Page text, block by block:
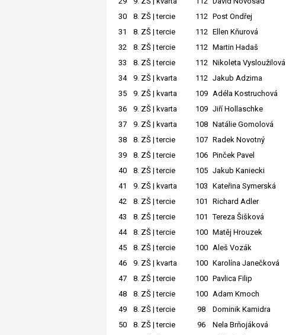
30
8. ZŠ | tercie 112 Post Ondřej
31
8. ZŠ | tercie 112 Ellen Kňurová
32
8. ZŠ | tercie 112 Martin Hadaš
33
8. ZŠ | tercie 112 Nikoleta Vysloužilová
34
9. ZŠ | kvarta 112 Jakub Adzima
35
9. ZŠ | kvarta 109 Adéla Kostruchová
36
9. ZŠ | kvarta 109 Jiří Hollaschke
37
9. ZŠ | kvarta 108 Natálie Gomolová
38
8. ZŠ | tercie 107 Radek Novotný
39
8. ZŠ | tercie 106 Pinček Pavel
40
8. ZŠ | tercie 105 Jakub Kaniecki
41
9. ZŠ | kvarta 103 Kateřina Symerská
42
8. ZŠ | tercie 101
Richard Adler
43
8. ZŠ | tercie 101
Tereza Šišková
44
8. ZŠ | tercie 100 Matěj Hrouzek
45
8. ZŠ | tercie 100 Aleš Vozák
46
9. ZŠ | kvarta 100 Karolína Janečková
47
8. ZŠ | tercie 100 Pavlica Filip
48
8. ZŠ | tercie 100 Adam Kmoch
49
8. ZŠ | tercie 98
Dominik Kamidra
50
8. ZŠ | tercie 96
Nela Brňojáková